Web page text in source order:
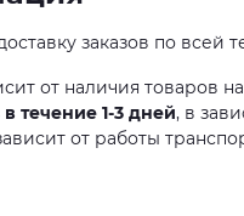
заказов по всей
от наличия товаров
течение 1-3 дней, в
от работы